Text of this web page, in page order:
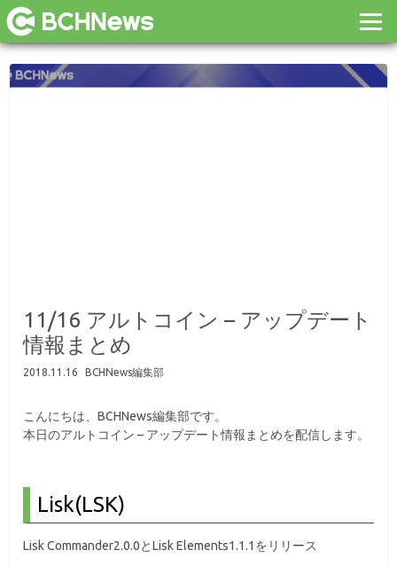
11/16 アルトコイン – アップデート
情報まとめ
2018.11.16 BCHNews編集部
こんにちは、BCHNews編集部です。
本日のアルトコイン – アップデート情報まとめを配信します。
Lisk(LSK)
Lisk Commander2.0.0とLisk Elements1.1.1をリリース